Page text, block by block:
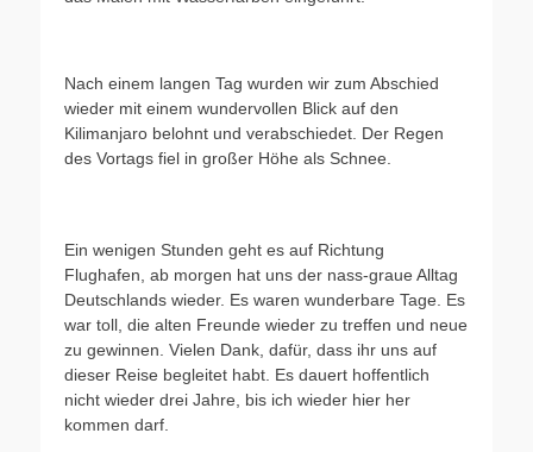
Nach einem langen Tag wurden wir zum Abschied
wieder mit einem wundervollen Blick auf den
Kilimanjaro belohnt und verabschiedet. Der Regen
des Vortags fiel in großer Höhe als Schnee.
Ein wenigen Stunden geht es auf Richtung
Flughafen, ab morgen hat uns der nass-graue Alltag
Deutschlands wieder. Es waren wunderbare Tage. Es
war toll, die alten Freunde wieder zu treffen und neue
zu gewinnen. Vielen Dank, dafür, dass ihr uns auf
dieser Reise begleitet habt. Es dauert hoffentlich
nicht wieder drei Jahre, bis ich wieder hier her
kommen darf.